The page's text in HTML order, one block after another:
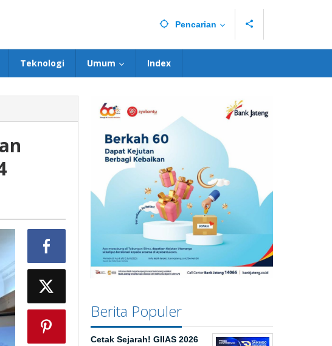
Pencarian
Teknologi Umum Index
Berita Populer
Cetak Sejarah! GIIAS 2026